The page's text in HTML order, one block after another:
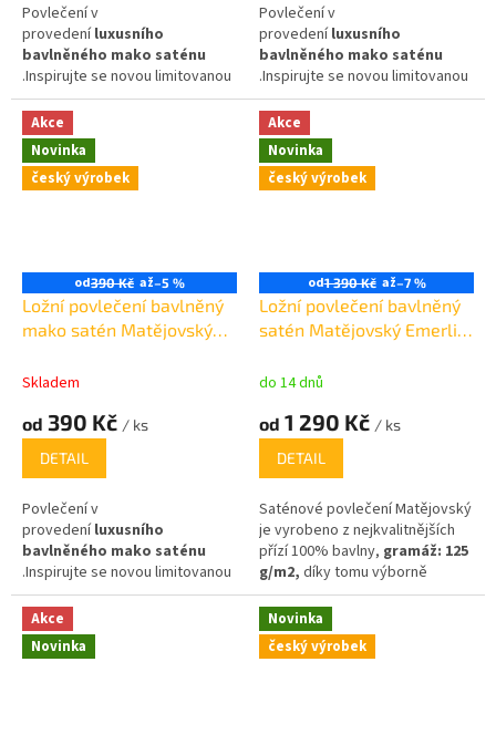
Povlečení v
provedeníluxusního
bavlněného mako saténu
.Inspirujte se novou limitovanou
edicí povlečeníuznávané
módní návrhářky Blanky
Matragi.Povlečení obdržíte v
luxusní dárkové krabičce.
Povlečení v
provedeníluxusního
bavlněného mako saténu
.Inspirujte se novou limitovanou
edicí povlečeníuznávané
módní návrhářky Blanky
Matragi.Povlečení obdržíte v
luxusní dárkové krabičce.
Akce
Novinka
český výrobek
od390 Kč až–5 %
Ložní povlečení bavlněný
mako satén Matějovský
Skladem
od 390 Kč / ks
DETAIL
Povlečení v
provedeníluxusního
bavlněného mako saténu
.Inspirujte se novou limitovanou
edicí povlečeníuznávané
módní návrhářky Blanky
Matragi.Povlečení obdržíte v
luxusní dárkové krabičce.
Akce
Novinka
český výrobek
od1 390 Kč až–7 %
Ložní povlečení bavlněný
satén Matějovský Emerlis
do 14 dnů
od 1 290 Kč / ks
DETAIL
Saténové povlečení Matějovský
je vyrobeno z nejkvalitnějších
přízí 100% bavlny, gramáž: 125
g/m2, díky tomu výborně
pohlcuje vlhkost a je prodyšný.
Akce
Novinka
Novinka
český výrobek